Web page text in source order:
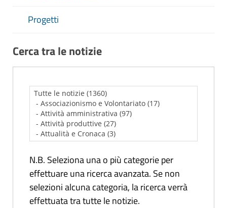
Progetti
Cerca tra le notizie
N.B. Seleziona una o più categorie per
effettuare una ricerca avanzata. Se non
selezioni alcuna categoria, la ricerca verrà
effettuata tra tutte le notizie.